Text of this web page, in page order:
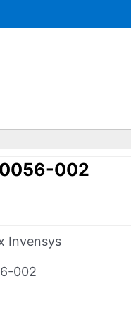
002
Invensys
002